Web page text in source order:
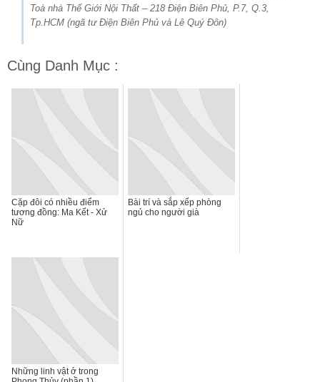
Toà nhà Thế Giới Nội Thất – 218 Điện Biên Phủ, P.7, Q.3,
Tp.HCM (ngã tư Điện Biên Phủ và Lê Quý Đôn)
Cùng Danh Mục :
Cặp đôi có nhiều điểm
tương đồng: Ma Kết - Xử
Nữ
Bài trí và sắp xếp phòng
ngủ cho người già
Những linh vật ở trong